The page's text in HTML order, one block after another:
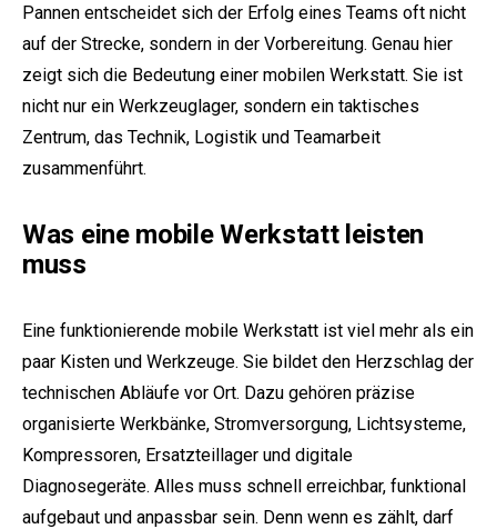
Pannen entscheidet sich der Erfolg eines Teams oft nicht
auf der Strecke, sondern in der Vorbereitung. Genau hier
zeigt sich die Bedeutung einer mobilen Werkstatt. Sie ist
nicht nur ein Werkzeuglager, sondern ein taktisches
Zentrum, das Technik, Logistik und Teamarbeit
zusammenführt.
Was eine mobile Werkstatt leisten
muss
Eine funktionierende mobile Werkstatt ist viel mehr als ein
paar Kisten und Werkzeuge. Sie bildet den Herzschlag der
technischen Abläufe vor Ort. Dazu gehören präzise
organisierte Werkbänke, Stromversorgung, Lichtsysteme,
Kompressoren, Ersatzteillager und digitale
Diagnosegeräte. Alles muss schnell erreichbar, funktional
aufgebaut und anpassbar sein. Denn wenn es zählt, darf